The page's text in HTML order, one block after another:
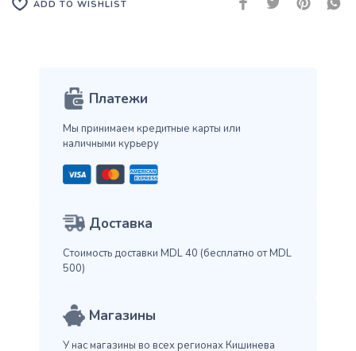
ADD TO WISHLIST
Платежи
Мы принимаем кредитные карты или
наличными курьеру
Доставка
Стоимость доставки MDL 40 (бесплатно от MDL
500)
Магазины
У нас магазины во всех регионах Кишинева